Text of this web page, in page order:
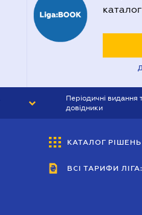
Періодичні видання
довідники
БУХГАЛТЕР&ЗАКОН
ВІСНИК МСФЗ
КАТАЛОГ РІШЕНЬ
ВСІ ТАРИФИ